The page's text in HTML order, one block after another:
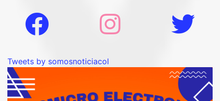
Tweets by somosnoticiacol